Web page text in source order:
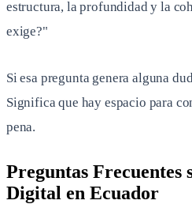
estructura, la profundidad y la
exige?"
Si esa pregunta genera alguna
Significa que hay espacio para
pena.
Preguntas
Digital en Ecuador